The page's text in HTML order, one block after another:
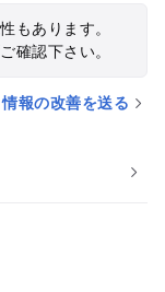
もあります。
確認下さい。
報の改善を送る